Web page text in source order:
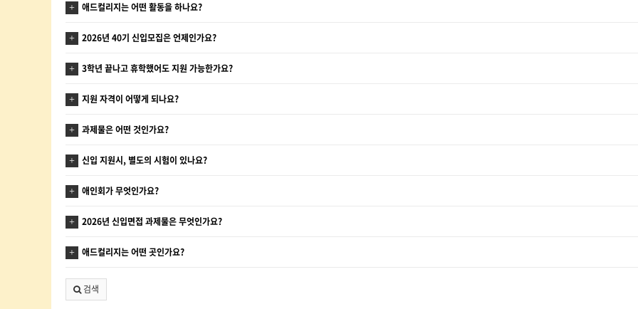
애드컬리지는 어떤 활동을 하나요?
2026년 40기 신입모집은 언제인가요?
3학년 끝나고 휴학했어도 지원 가능한가요?
지원 자격이 어떻게 되나요?
과제물은 어떤 것인가요?
신입 지원시, 별도의 시험이 있나요?
애인회가 무엇인가요?
2026년 신입면접 과제물은 무엇인가요?
애드컬리지는 어떤 곳인가요?
검색